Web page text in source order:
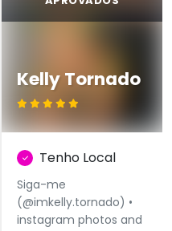
Kelly Tornado
Tenho Local
Siga-me
(@imkelly.tornado) •
instagram photos and